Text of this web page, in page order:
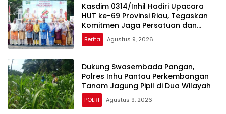
Kasdim 0314/Inhil Hadiri Upacara
HUT ke-69 Provinsi Riau, Tegaskan
Komitmen Jaga Persatuan dan
Pembangunan
Berita Agustus 9, 2026
Dukung Swasembada Pangan,
Polres Inhu Pantau Perkembangan
POLRI Agustus 9, 2026